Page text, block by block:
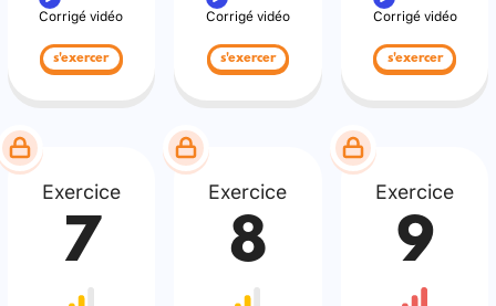
Corrigé vidéo
s'exercer
Corrigé vidéo
s'exercer
Corrigé vidéo
s'exercer
Exercice
7
Exercice
8
Exercice
9